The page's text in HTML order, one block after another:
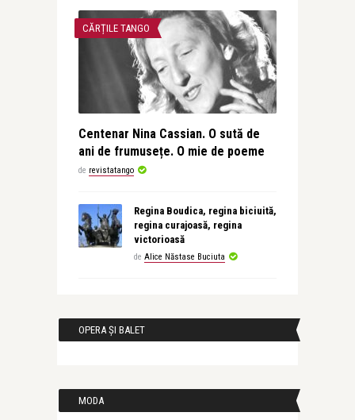
CĂRȚILE TANGO
Centenar Nina Cassian. O sută de
ani de frumusețe. O mie de poeme
de revistatango
Regina Boudica, regina biciuită,
regina curajoasă, regina
victorioasă
de Alice Năstase Buciuta
OPERA ȘI BALET
MODA